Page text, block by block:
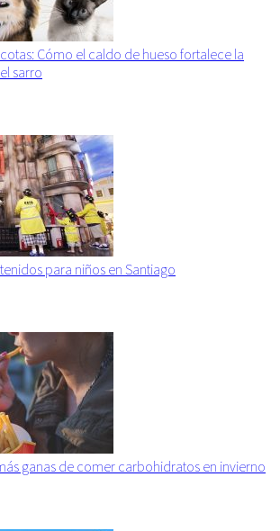
Cómo el caldo de hueso fortalece la
sarro
para niños en Santiago
ganas de comer carbohidratos en invierno